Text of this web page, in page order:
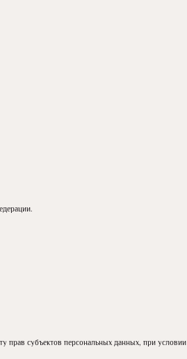
прав субъектов персональных данных, при условии